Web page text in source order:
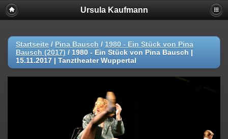
Ursula Kaufmann
Startseite / Pina Bausch / 1980 - Ein Stück von Pina
Bausch (2017) / 1980 - Ein Stück von Pina Bausch |
15.11.2017 | Tanztheater Wuppertal